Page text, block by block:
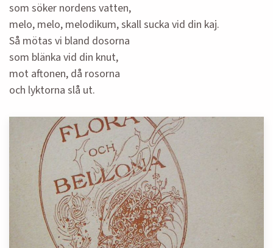
som söker nordens vatten,
melo, melo, melodikum, skall sucka vid din kaj.
Så mötas vi bland dosorna
som blänka vid din knut,
mot aftonen, då rosorna
och lyktorna slå ut.